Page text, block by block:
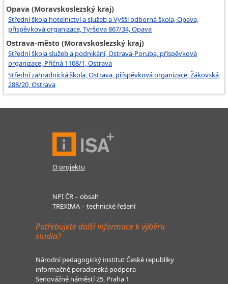
Opava (Moravskoslezský kraj)
Střední škola hotelnictví a služeb a Vyšší odborná škola, Opava,
příspěvková organizace, Tyršova 867/34, Opava
Ostrava-město (Moravskoslezský kraj)
Střední škola služeb a podnikání, Ostrava-Poruba, příspěvková
organizace, Příčná 1108/1, Ostrava
Střední zahradnická škola, Ostrava, příspěvková organizace, Žákovská
288/20, Ostrava
O projektu
NPI ČR – obsah
TREXIMA – technické řešení
Potřebujete další informace k výběru
studia?
Národní pedagogický institut České republiky
informačně poradenská podpora
Senovážné náměstí 25, Praha 1